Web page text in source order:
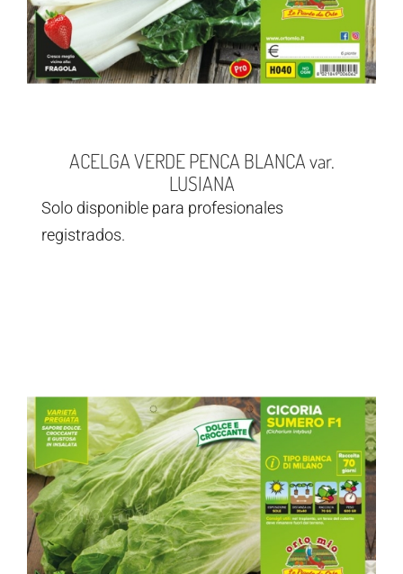
ACELGA VERDE PENCA BLANCA var.
LUSIANA
Solo disponible para profesionales
registrados.